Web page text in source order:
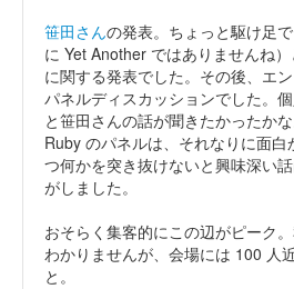
笹田さんの発表。ちょっと駆け足
に Yet Another ではありませんね
に関する発表でした。その後、エ
パネルディスカッションでした。
と笹田さんの話が聞きたかったか
Ruby のパネルは、それなりに面
つ何かを突き抜けないと興味深い
がしました。
おそらく集客的にこの辺がピーク
わかりませんが、会場には 100 人
と。